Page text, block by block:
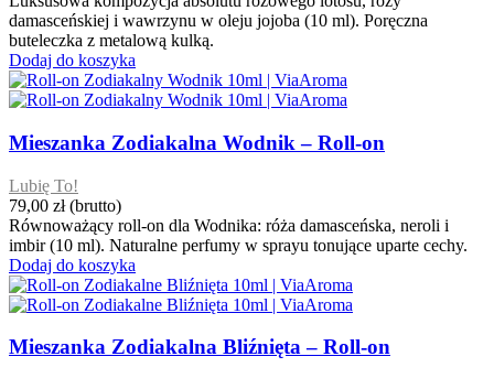
damasceńskiej i wawrzynu w oleju jojoba (10 ml). Poręczna
buteleczka z metalową kulką.
Dodaj do koszyka
Mieszanka Zodiakalna Wodnik – Roll-on
Lubię To!
79,00 zł (brutto)
Równoważący roll-on dla Wodnika: róża damasceńska, neroli i
imbir (10 ml). Naturalne perfumy w sprayu tonujące uparte cechy.
Dodaj do koszyka
Mieszanka Zodiakalna Bliźnięta – Roll-on